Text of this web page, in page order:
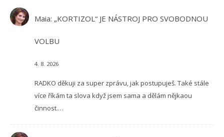
Maia: „KORTIZOL“ JE NÁSTROJ PRO SVOBODNOU
VOLBU
4. 8. 2026
RADKO děkuji za super zprávu, jak postupuješ. Také stále
více říkám ta slova když jsem sama a dělám nějkaou
činnost.…